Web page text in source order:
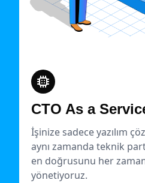
CTO As a
İşinize sadece yazılım
aynı zamanda teknik
en doğrusunu her
yönetiyoruz.